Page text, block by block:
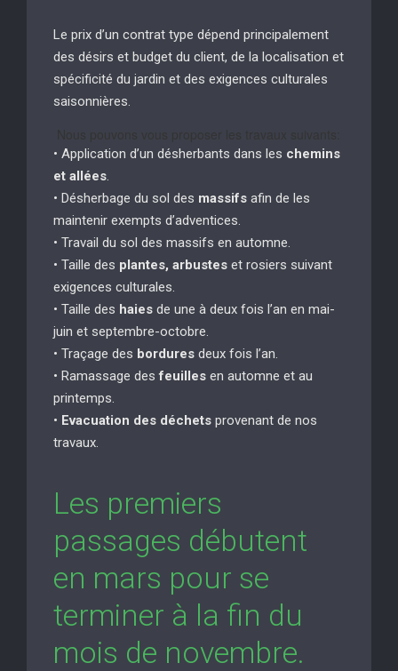
Le prix d’un contrat type dépend principalement
des désirs et budget du client, de la localisation et
spécificité du jardin et des exigences culturales
saisonnières.
• Application d’un désherbants dans les chemins
et allées
• Désherbage du sol des massifs afin de les
maintenir exempts d’adventices.
• Travail du sol des massifs en automne.
• Taille des plantes, arbustes et rosiers suivant
exigences culturales.
• Taille des haies de une à deux fois l’an en mai-
juin et septembre-octobre.
• Traçage des bordures deux fois l’an.
• Ramassage desfeuilles en automne et au
printemps.
• Evacuation des déchets provenant de nos
travaux.
Les premiers
passages débutent
en mars pour se
terminer à la fin du
mois de novembre.